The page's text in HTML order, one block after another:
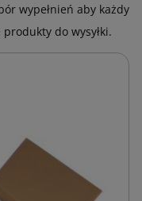
wypełnień aby każdy
do wysyłki.